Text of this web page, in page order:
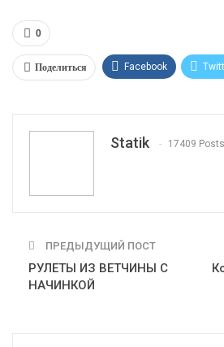
0
Поделиться Facebook
Statik 17409 Posts
ПРЕДЫДУЩИЙ ПОСТ
РУЛЕТЫ ИЗ ВЕТЧИНЫ С
НАЧИНКОЙ